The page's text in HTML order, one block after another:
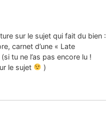
sur le sujet qui fait du bien :
carnet d’une « Late
(si tu ne l’as pas encore lu !
le sujet
)